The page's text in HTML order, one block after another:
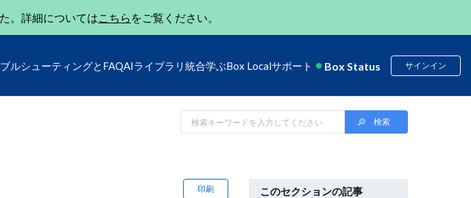
。詳細についてはこちら をご覧ください。
ブルシューティングとFAQAIライブラリ 統合学ぶBox Localサポート Box Status サインイン
印刷 このセクションの記事